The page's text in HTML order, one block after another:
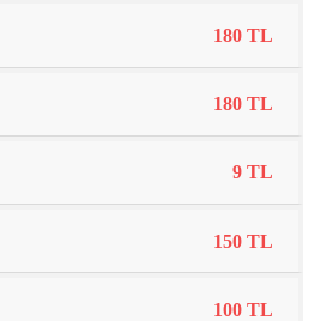
180 TL
180 TL
9 TL
150 TL
100 TL